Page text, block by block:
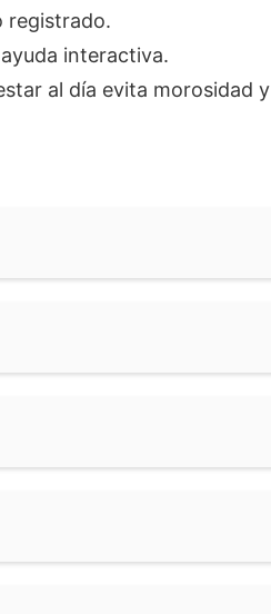
registrado.
interactiva.
al día evita morosidad y